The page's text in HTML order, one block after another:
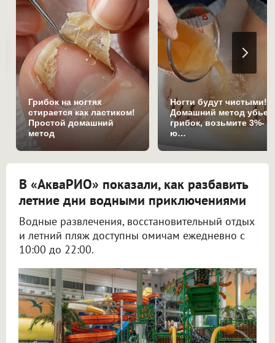
Грибок на ногтях
стирается как ластиком!
Простой домашний
метод
Ногти будут чистыми!
Домашний метод убьет
грибок, возьмите 3%-
ю…
В «АкваРИО» показали, как разбавить
летние дни водными приключениями
Водные развлечения, восстановительный отдых
и летний пляж доступны омичам ежедневно с
10:00 до 22:00.